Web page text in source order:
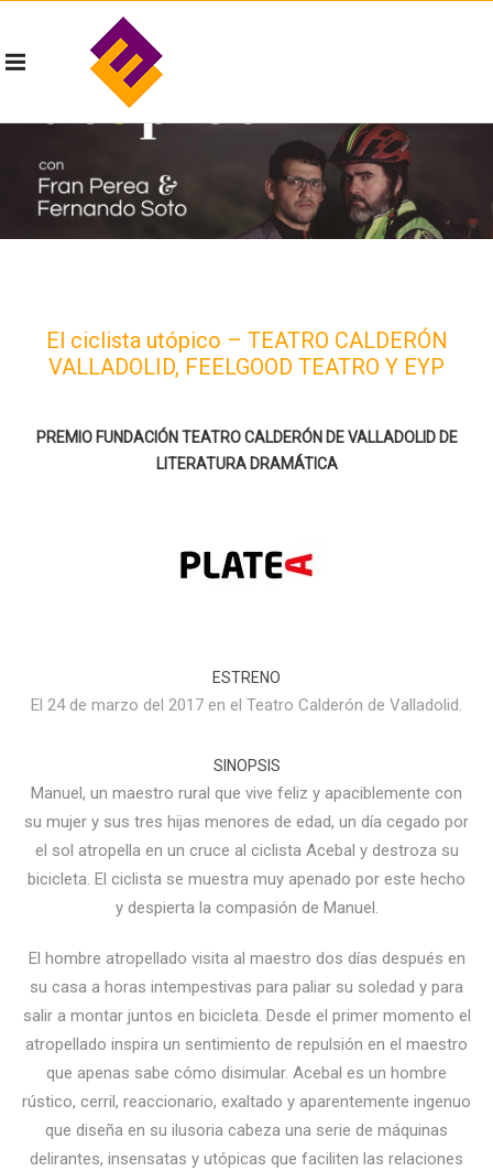
El ciclista utópico – TEATRO CALDERÓN
VALLADOLID, FEELGOOD TEATRO Y EYP
PREMIO FUNDACIÓN TEATRO CALDERÓN DE VALLADOLID DE
LITERATURA DRAMÁTICA
ESTRENO
El 24 de marzo del 2017 en el Teatro Calderón de Valladolid.
SINOPSIS
Manuel, un maestro rural que vive feliz y apaciblemente con
su mujer y sus tres hijas menores de edad, un día cegado por
el sol atropella en un cruce al ciclista Acebal y destroza su
bicicleta. El ciclista se muestra muy apenado por este hecho
y despierta la compasión de Manuel.
El hombre atropellado visita al maestro dos días después en
su casa a horas intempestivas para paliar su soledad y para
salir a montar juntos en bicicleta. Desde el primer momento el
atropellado inspira un sentimiento de repulsión en el maestro
que apenas sabe cómo disimular. Acebal es un hombre
rústico, cerril, reaccionario, exaltado y aparentemente ingenuo
que diseña en su ilusoria cabeza una serie de máquinas
delirantes, insensatas y utópicas que faciliten las relaciones